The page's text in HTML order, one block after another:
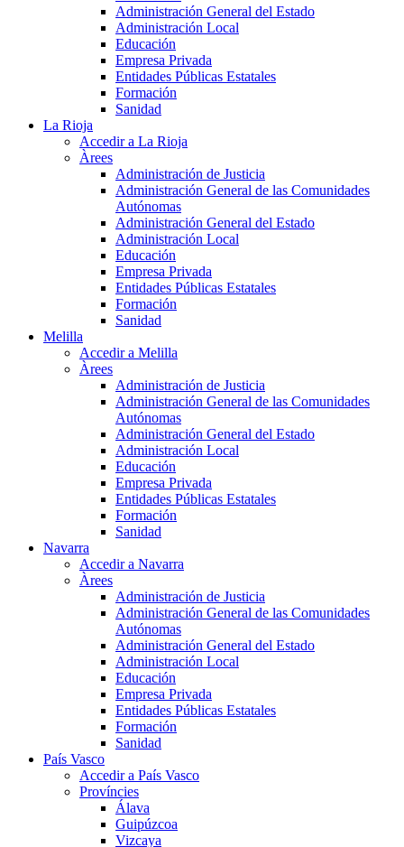
Administración General del Estado
Administración Local
Educación
Empresa Privada
Entidades Públicas Estatales
Formación
Sanidad
La Rioja
Accedir a La Rioja
Àrees
Administración de Justicia
Administración General de las Comunidades
Autónomas
Administración General del Estado
Administración Local
Educación
Empresa Privada
Entidades Públicas Estatales
Formación
Sanidad
Melilla
Accedir a Melilla
Àrees
Administración de Justicia
Administración General de las Comunidades
Autónomas
Administración General del Estado
Administración Local
Educación
Empresa Privada
Entidades Públicas Estatales
Formación
Sanidad
Navarra
Accedir a Navarra
Àrees
Administración de Justicia
Administración General de las Comunidades
Autónomas
Administración General del Estado
Administración Local
Educación
Empresa Privada
Entidades Públicas Estatales
Formación
Sanidad
País Vasco
Accedir a País Vasco
Províncies
Álava
Guipúzcoa
Vizcaya